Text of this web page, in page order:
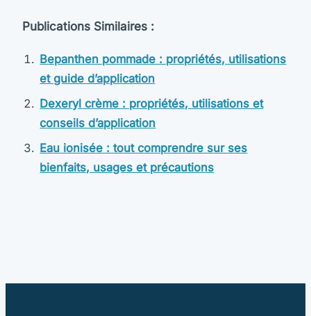
Publications Similaires :
Bepanthen pommade : propriétés, utilisations
et guide d’application
Dexeryl crème : propriétés, utilisations et
conseils d’application
Eau ionisée : tout comprendre sur ses
bienfaits, usages et précautions